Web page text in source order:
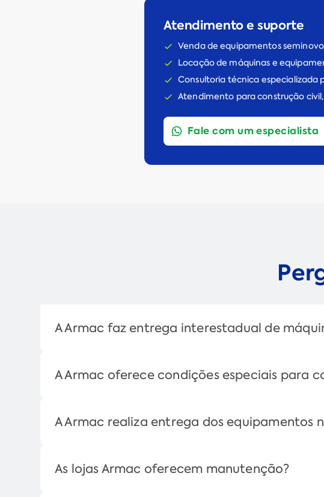
Atendimento e suporte
Venda de equipamentos
Locação de máquinas e
Consultoria técnica
Atendimento para construção
Fale com um especialista
A Armac faz entrega interestadual de
A Armac oferece condições especiais para
A Armac realiza entrega dos equipamentos
As lojas Armac oferecem manutenção?